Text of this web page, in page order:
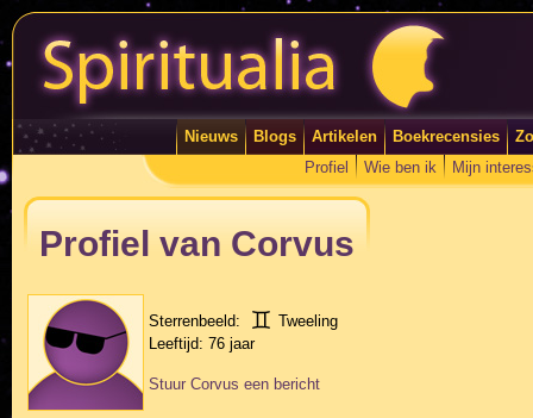
Nieuws Blogs Artikelen Boekrecensies
Profiel
Wie ben ik Mijn
Profiel van Corvus
Sterrenbeeld:
Tweeling
Leeftijd: 76 jaar
Stuur Corvus een bericht